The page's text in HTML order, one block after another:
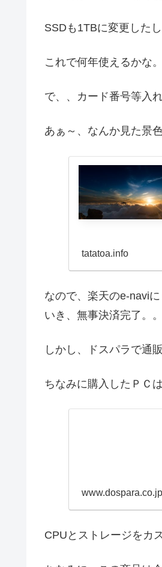
SSDも1TBに変更した
これで何年使えるかな。
で、、カード番号等入
あぁ～、なんか見た景色
tatatoa.info
なので、楽天のe-navi
いき、無事決済完了。。
しかし、ドスパラで通
ちなみに購入したＰＣ
www.dospara.co.jp
CPUとストレージをカ